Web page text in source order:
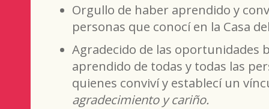
Orgullo de haber aprendido y
personas que conocí en la Casa
Agradecido de las oportunidades
aprendido de todas y todas las
quienes conviví y establecí un
agradecimiento y cariño.